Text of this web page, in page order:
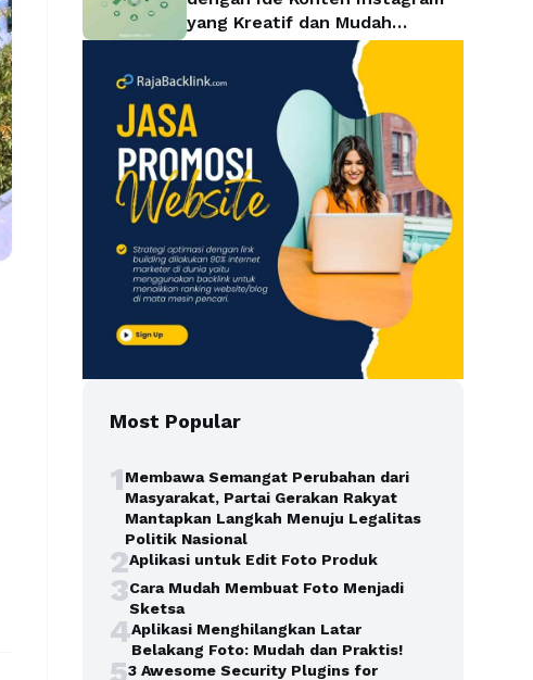
yang Kreatif dan Mudah
Diterapkan
Most Popular
1Membawa Semangat Perubahan dari
Masyarakat, Partai Gerakan Rakyat
Mantapkan Langkah Menuju Legalitas
Politik Nasional
2Aplikasi untuk Edit Foto Produk
3Cara Mudah Membuat Foto Menjadi
Sketsa
4Aplikasi Menghilangkan Latar
Belakang Foto: Mudah dan Praktis!
53 Awesome Security Plugins for